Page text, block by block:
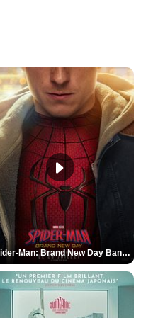
Spider-Man: Brand New Day Bande-annonce VO STFR